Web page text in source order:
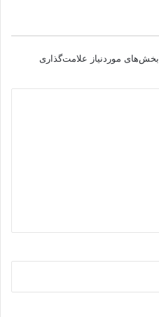
بخش‌های موردنیاز علامت‌گذاری